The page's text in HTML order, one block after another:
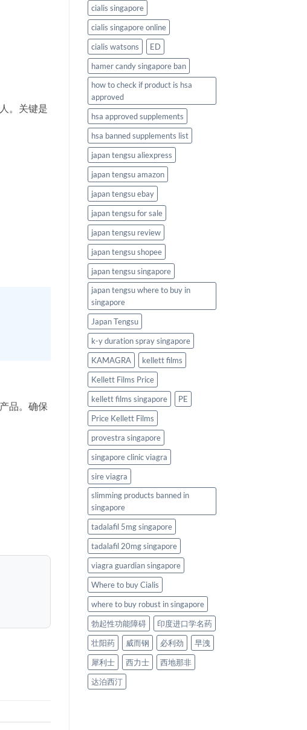
。关键是
品。确保
cialis singapore
cialis singapore online
cialis watsons
ED
hamer candy singapore ban
how to check if product is hsa
approved
hsa approved supplements
hsa banned supplements list
japan tengsu aliexpress
japan tengsu amazon
japan tengsu ebay
japan tengsu for sale
japan tengsu review
japan tengsu shopee
japan tengsu singapore
japan tengsu where to buy in
singapore
Japan Tengsu
k-y duration spray singapore
KAMAGRA
kellett films
Kellett Films Price
kellett films singapore
PE
Price Kellett Films
provestra singapore
singapore clinic viagra
sire viagra
slimming products banned in
singapore
tadalafil 5mg singapore
tadalafil 20mg singapore
viagra guardian singapore
Where to buy Cialis
where to buy robust in singapore
勃起性功能障碍
印度进口学名药
壮阳药
威而钢 必利劲
早洩
犀利士
西力士
西地那非
达泊西汀